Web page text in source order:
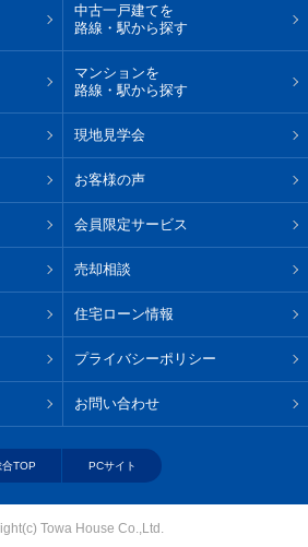
中古一戸建てを
路線・駅から探す
マンションを
路線・駅から探す
現地見学会
お客様の声
会員限定サービス
売却相談
住宅ローン情報
プライバシーポリシー
お問い合わせ
合TOP PCサイト
Towa House Co.,Ltd.